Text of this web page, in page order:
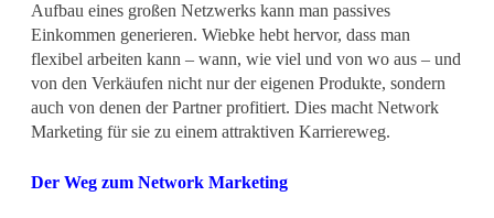
Aufbau eines großen Netzwerks kann man passives
Einkommen generieren. Wiebke hebt hervor, dass man
flexibel arbeiten kann – wann, wie viel und von wo aus – und
von den Verkäufen nicht nur der eigenen Produkte, sondern
auch von denen der Partner profitiert. Dies macht Network
Marketing für sie zu einem attraktiven Karriereweg.
Der Weg zum Network Marketing